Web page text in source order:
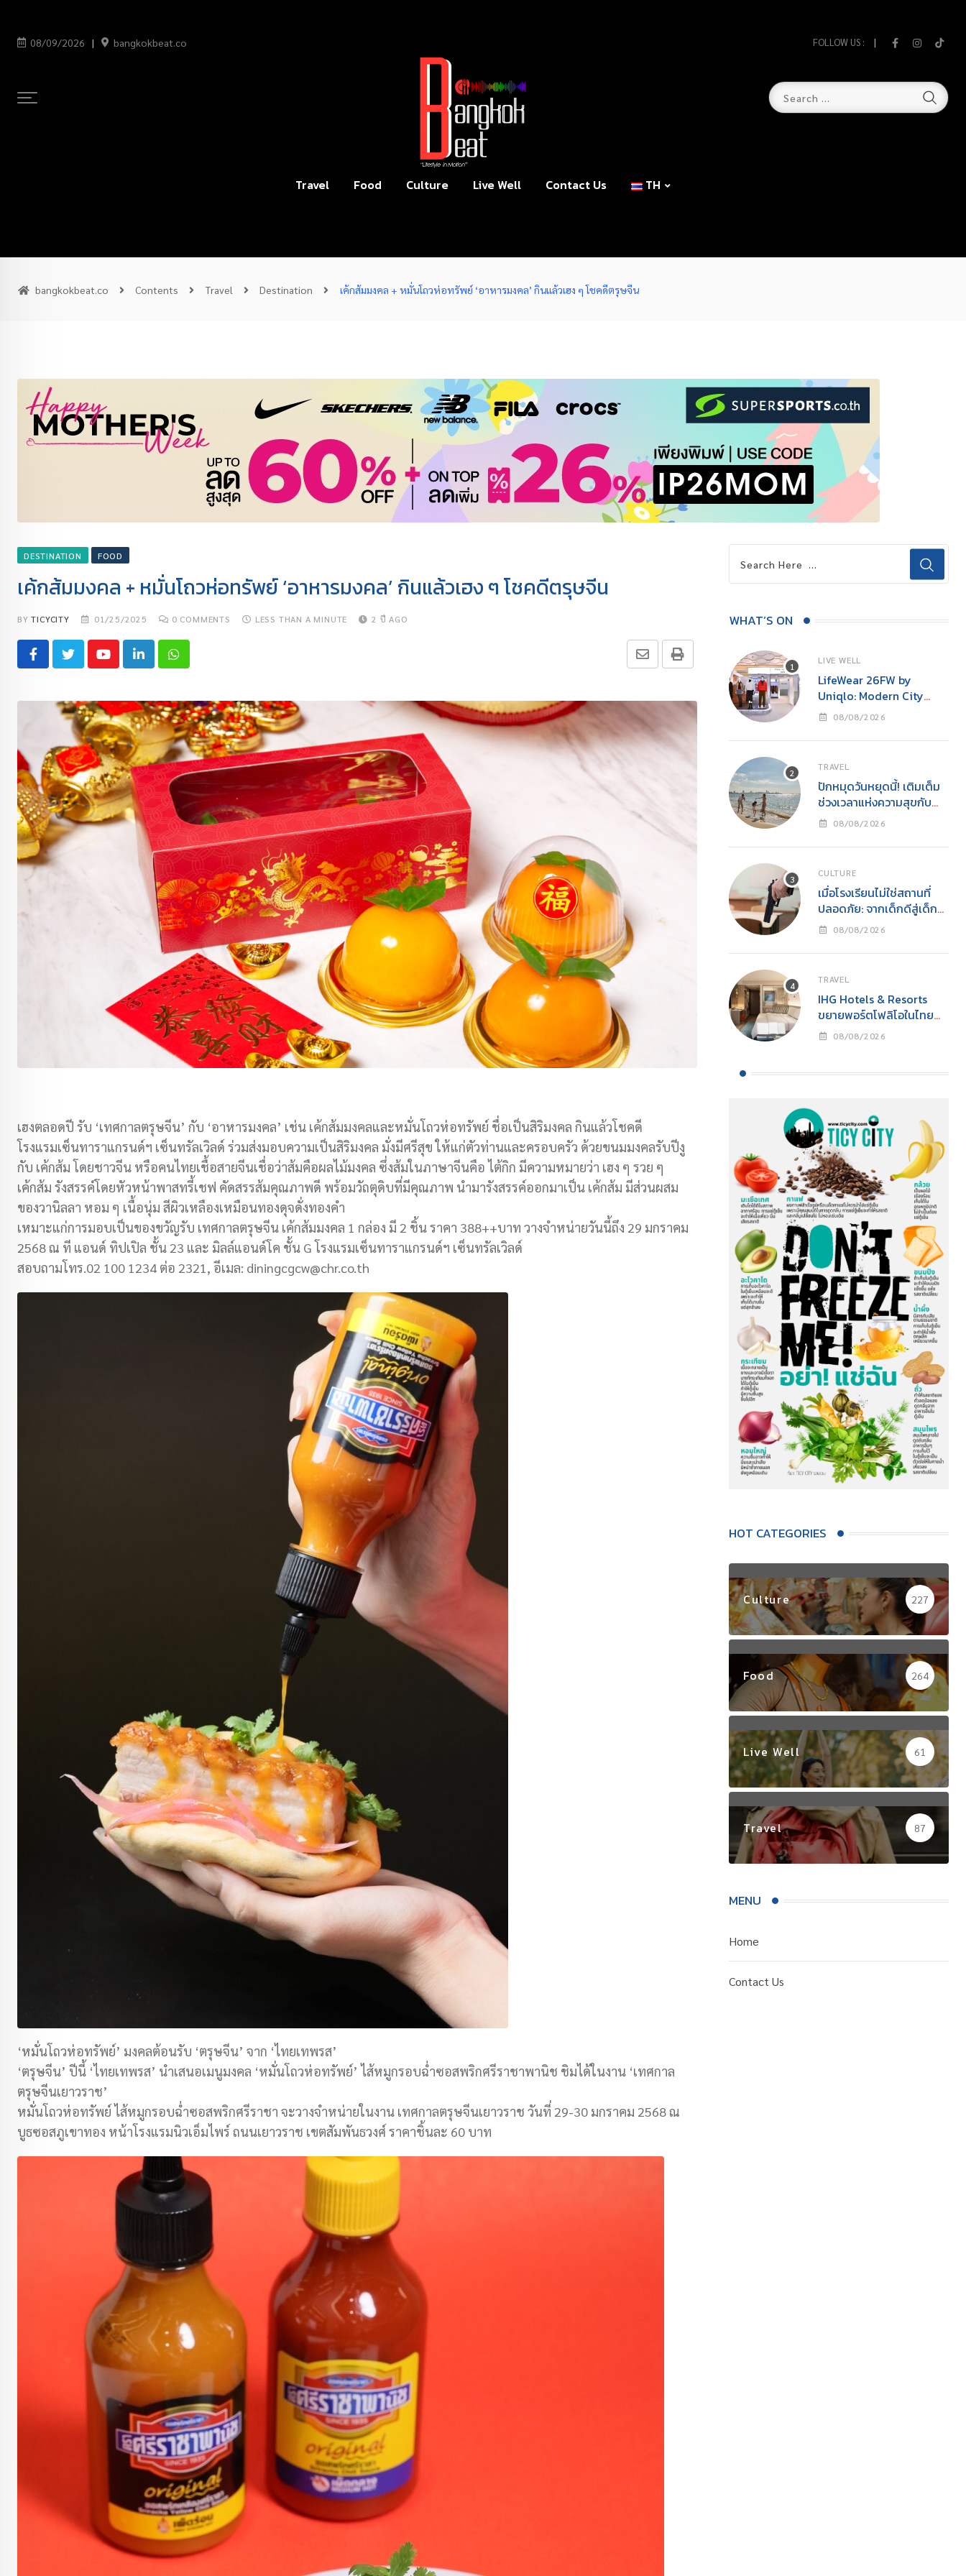
08/09/2026 bangkokbeat.co FOLLOW US :
Travel Food Culture Live Well Contact Us TH
bangkokbeat.co Contents Travel Destination เค้กส้มมงคล + หมั่นโถวห่อทรัพย์ ‘อาหารมงคล’ กินแล้วเฮง ๆ โชคดีตรุษจีน
DESTINATION FOOD
เค้กส้มมงคล + หมั่นโถวห่อทรัพย์ ‘อาหารมงคล’ กินแล้วเฮง ๆ โชคดีตรุษจีน
BYTICYCITY 01/25/2025 0 COMMENTS LESS THAN A MINUTE 2 ปี AGO
เฮงตลอดปี รับ ‘เทศกาลตรุษจีน’ กับ ‘อาหารมงคล’ เช่น เค้กส้มมงคลและหมั่นโถวห่อทรัพย์ ชื่อเป็นสิริมงคล กินแล้วโชคดี
โรงแรมเซ็นทาราแกรนด์ฯ เซ็นทรัลเวิลด์ ร่วมส่งมอบความเป็นสิริมงคล มั่งมีศรีสุข ให้แก่ตัวท่านและครอบครัว ด้วยขนมมงคลรับปีงู
กับ เค้กส้ม โดยชาวจีน หรือคนไทยเชื้อสายจีนเชื่อว่าส้มคือผลไม้มงคล ซึ่งส้มในภาษาจีนคือ ไต้กิก มีความหมายว่า เฮง ๆ รวย ๆ
เค้กส้ม รังสรรค์โดยหัวหน้าพาสทรี้เชฟ คัดสรรส้มคุณภาพดี พร้อมวัถตุดิบที่มีคุณภาพ นำมารังสรรค์ออกมาเป็น เค้กส้ม มีส่วนผสม
ของวานิลลา หอม ๆ เนื้อนุ่ม สีผิวเหลืองเหมือนทองดุจดั่งทองคำ
เหมาะแก่การมอบเป็นของขวัญรับ เทศกาลตรุษจีน เค้กส้มมงคล 1 กล่อง มี 2 ชิ้น ราคา 388++บาท วางจำหน่ายวันนี้ถึง 29 มกราคม
2568 ณ ที แอนด์ ทิปเปิล ชั้น 23 และ มิลล์แอนด์โค ชั้น G โรงแรมเซ็นทาราแกรนด์ฯ เซ็นทรัลเวิลด์
สอบถามโทร.02 100 1234 ต่อ 2321, อีเมล: diningcgcw@chr.co.th
‘หมั่นโถวห่อทรัพย์’ มงคลต้อนรับ ‘ตรุษจีน’ จาก ‘ไทยเทพรส’
‘ตรุษจีน’ ปีนี้ ‘ไทยเทพรส’ นำเสนอเมนูมงคล ‘หมั่นโถวห่อทรัพย์’ ไส้หมูกรอบฉ่ำซอสพริกศรีราชาพานิช ชิมได้ในงาน ‘เทศกาล
ตรุษจีนเยาวราช’
หมั่นโถวห่อทรัพย์ ไส้หมูกรอบฉ่ำซอสพริกศรีราชา จะวางจำหน่ายในงาน เทศกาลตรุษจีนเยาวราช วันที่ 29-30 มกราคม 2568 ณ
บูธซอสภูเขาทอง หน้าโรงแรมนิวเอ็มไพร์ ถนนเยาวราช เขตสัมพันธวงศ์ ราคาชิ้นละ 60 บาท
WHAT’S ON
LIVE WELL
LifeWear 26FW by
Uniqlo: Modern City
Feelings – Bangkok
08/08/2026
TRAVEL
ปักหมุดวันหยุดนี้! เติมเต็ม
ช่วงเวลาแห่งความสุขกับ
ครอบครัว
08/08/2026
CULTURE
เมื่อโรงเรียนไม่ใช่สถานที่
ปลอดภัย: จากเด็กดีสู่เด็ก
เลว และโศกนาฏกรรมกราด
08/08/2026
TRAVEL
IHG Hotels & Resorts
ขยายพอร์ตโฟลิโอในไทย
เปิดตัว Holiday Inn
08/08/2026
HOT CATEGORIES
Culture 227
Food 264
Live Well 61
Travel 87
MENU
Home
Contact Us